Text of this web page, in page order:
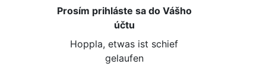
Prosím prihláste sa do Vášho
účtu
Hoppla, etwas ist schief
gelaufen